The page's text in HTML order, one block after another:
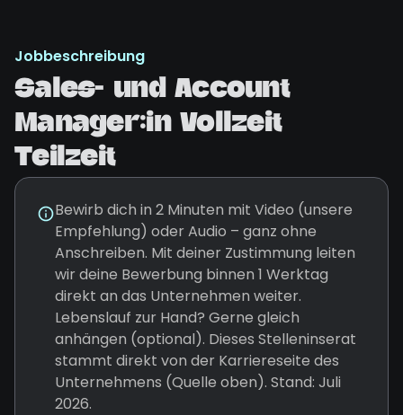
Jobbeschreibung
Sales- und Account
Manager:in Vollzeit
Teilzeit
Bewirb dich in 2 Minuten mit Video (unsere
Empfehlung) oder Audio – ganz ohne
Anschreiben. Mit deiner Zustimmung leiten
wir deine Bewerbung binnen 1 Werktag
direkt an das Unternehmen weiter.
Lebenslauf zur Hand? Gerne gleich
anhängen (optional). Dieses Stelleninserat
stammt direkt von der Karriereseite des
Unternehmens (Quelle oben). Stand: Juli
2026.